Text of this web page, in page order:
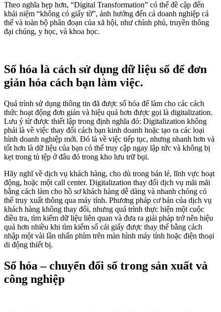
Theo nghĩa hẹp hơn, “Digital Transformation” có thể đề cập đến
khái niệm “không có giấy tờ”, ảnh hưởng đến cả doanh nghiệp cá
thể và toàn bộ phân đoạn của xã hội, như chính phủ, truyền thông
đại chúng, y học, và khoa học.
Số hóa là cách sử dụng dữ liệu số để đơn
giản hóa cách bạn làm việc.
Quá trình sử dụng thông tin đã được số hóa để làm cho các cách
thức hoạt động đơn giản và hiệu quả hơn được gọi là digitalization.
Lưu ý từ được thiết lập trong định nghĩa đó: Digitalization không
phải là về việc thay đổi cách bạn kinh doanh hoặc tạo ra các loại
hình doanh nghiệp mới. Đó là về việc tiếp tục, nhưng nhanh hơn và
tốt hơn là dữ liệu của bạn có thể truy cập ngay lập tức và không bị
kẹt trong tủ tệp ở đâu đó trong kho lưu trữ bụi.
Hãy nghĩ về dịch vụ khách hàng, cho dù trong bán lẻ, lĩnh vực hoạt
động, hoặc một call center. Digitalization thay đổi dịch vụ mãi mãi
bằng cách làm cho hồ sơ khách hàng dễ dàng và nhanh chóng có
thể truy xuất thông qua máy tính. Phương pháp cơ bản của dịch vụ
khách hàng không thay đổi, nhưng quá trình thực hiện một cuộc
điều tra, tìm kiếm dữ liệu liên quan và đưa ra giải pháp trở nên hiệu
quả hơn nhiều khi tìm kiếm sổ cái giấy được thay thế bằng cách
nhập một vài lần nhấn phím trên màn hình máy tính hoặc điện thoại
di động thiết bị.
Số hóa – chuyển đổi số trong sản xuất và
công nghiệp